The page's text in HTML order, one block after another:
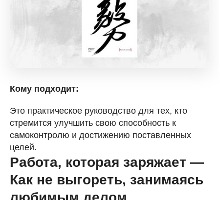
Кому подходит:
Это практическое руководство для тех, кто
стремится улучшить свою способность к
самоконтролю и достижению поставленных
целей.
Работа, которая заряжает —
Как не выгореть, занимаясь